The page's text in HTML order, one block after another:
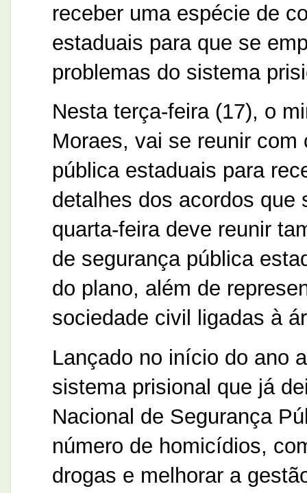
receber uma espécie de
estaduais para que se
problemas do sistema
Nesta terça-feira (17), o
Moraes, vai se reunir
pública estaduais para
detalhes dos acordos que
quarta-feira deve reunir
de segurança pública
do plano, além de
sociedade civil ligadas à
Lançado no início do ano
sistema prisional que já
Nacional de Segurança
número de homicídios,
drogas e melhorar a